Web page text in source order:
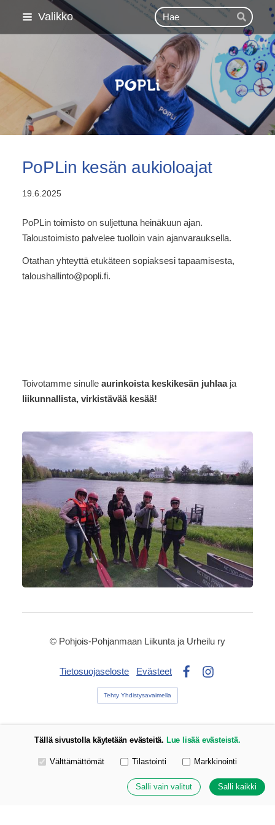
Siirry
Valikko
Haku
Hae
Pohjois-Pohjanmaan
PoPLin kesän aukioloajat
19.6.2025
PoPLin toimisto on suljettuna heinäkuun ajan.
Taloustoimisto palvelee tuolloin vain ajanvarauksella.
Otathan yhteyttä etukäteen sopiaksesi tapaamisesta,
taloushallinto@popli.fi.
Toivotamme sinulle aurinkoista keskikesän juhlaaja
liikunnallista, virkistävää kesää!
© Pohjois-Pohjanmaan Liikunta ja Urheilu ry
Tietosuojaseloste
Evästeet
Tehty Yhdistysavaimella
Tällä sivustolla käytetään evästeitä. Lue lisää evästeistä.
Valitse käytettävät evästeet
Välttämättömät Tilastointi Markkinointi
Salli vain valitut Salli kaikki